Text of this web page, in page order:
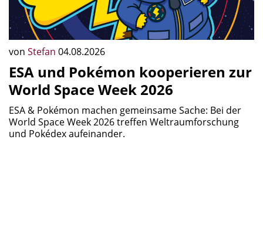
von Stefan 04.08.2026
ESA und Pokémon kooperieren zur
World Space Week 2026
ESA & Pokémon machen gemeinsame Sache: Bei der
World Space Week 2026 treffen Weltraumforschung
und Pokédex aufeinander.